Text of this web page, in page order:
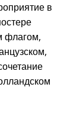
в
флагом,